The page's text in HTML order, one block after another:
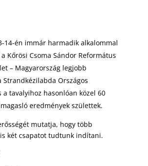
14-én immár harmadik alkalommal
Kőrösi Csoma Sándor Református
– Magyarország legjobb
Strandkézilabda Országos
a tavalyihoz hasonlóan közel 60
eredmények születtek.
mutatja, hogy több
két csapatot tudtunk indítani.